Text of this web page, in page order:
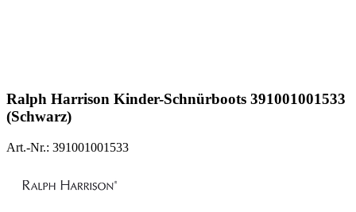
Ralph Harrison Kinder-Schnürboots 391001001533
(Schwarz)
Art.-Nr.: 391001001533